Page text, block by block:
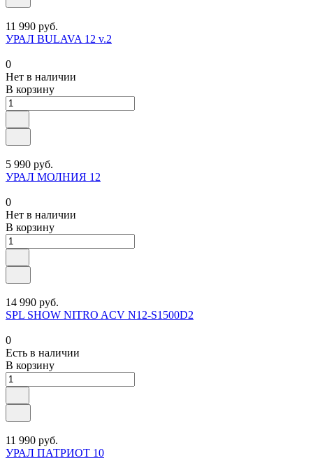
11 990 руб.
УРАЛ BULAVA 12 v.2
0
Нет в наличии
В корзину
5 990 руб.
УРАЛ МОЛНИЯ 12
0
Нет в наличии
В корзину
14 990 руб.
SPL SHOW NITRO ACV N12-S1500D2
0
Есть в наличии
В корзину
11 990 руб.
УРАЛ ПАТРИОТ 10